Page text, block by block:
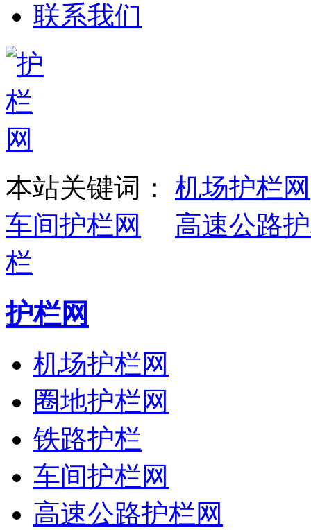
联系我们
本站关键词： 机场护栏网
车间护栏网
高速公路
栏
护栏网
机场护栏网
圈地护栏网
铁路护栏
车间护栏网
高速公路护栏网